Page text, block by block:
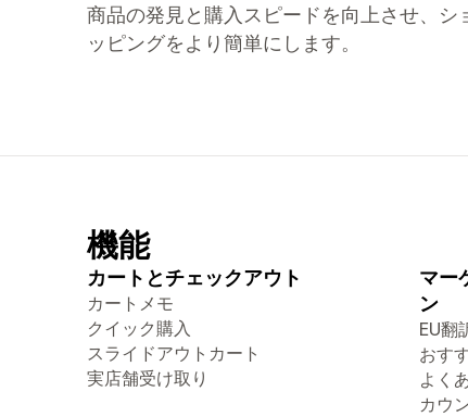
商品の発見と購入スピードを向上させ、シ
ッピングをより簡単にします。
機能
カートとチェックアウト
カートメモ
クイック購入
スライドアウトカート
実店舗受け取り
マー
ン
EU翻
おす
よく
カウ